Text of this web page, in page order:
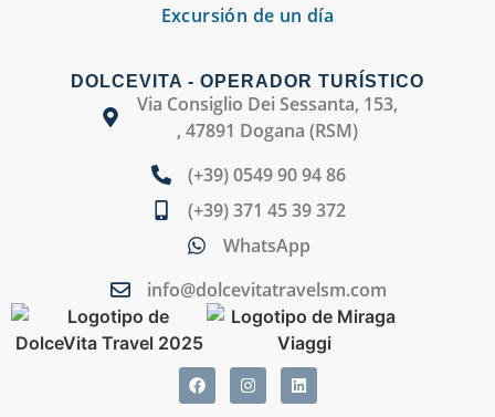
Excursión de un día
DOLCEVITA - OPERADOR TURÍSTICO
Via Consiglio Dei Sessanta, 153,
, 47891 Dogana (RSM)
(+39) 0549 90 94 86
(+39) 371 45 39 372
WhatsApp
info@dolcevitatravelsm.com